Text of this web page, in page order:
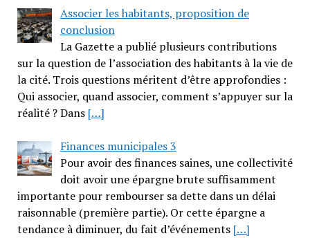
Associer les habitants, proposition de
conclusion
La Gazette a publié plusieurs contributions
sur la question de l’association des habitants à la vie de
la cité. Trois questions méritent d’être approfondies :
Qui associer, quand associer, comment s’appuyer sur la
réalité ? Dans […]
Finances municipales 3
Pour avoir des finances saines, une collectivité
doit avoir une épargne brute suffisamment
importante pour rembourser sa dette dans un délai
raisonnable (première partie). Or cette épargne a
tendance à diminuer, du fait d’événements […]